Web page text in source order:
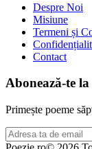
Despre Noi
Misiune
Termeni și
Contact
Abonează-te
Primește poeme